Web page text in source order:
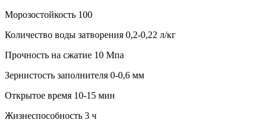
Морозостойкость 100
Количество воды затворения 0,2-0,22 л/кг
Прочность на сжатие 10 Мпа
Зернистость заполнителя 0-0,6 мм
Открытое время 10-15 мин
Жизнеспособность 3 ч